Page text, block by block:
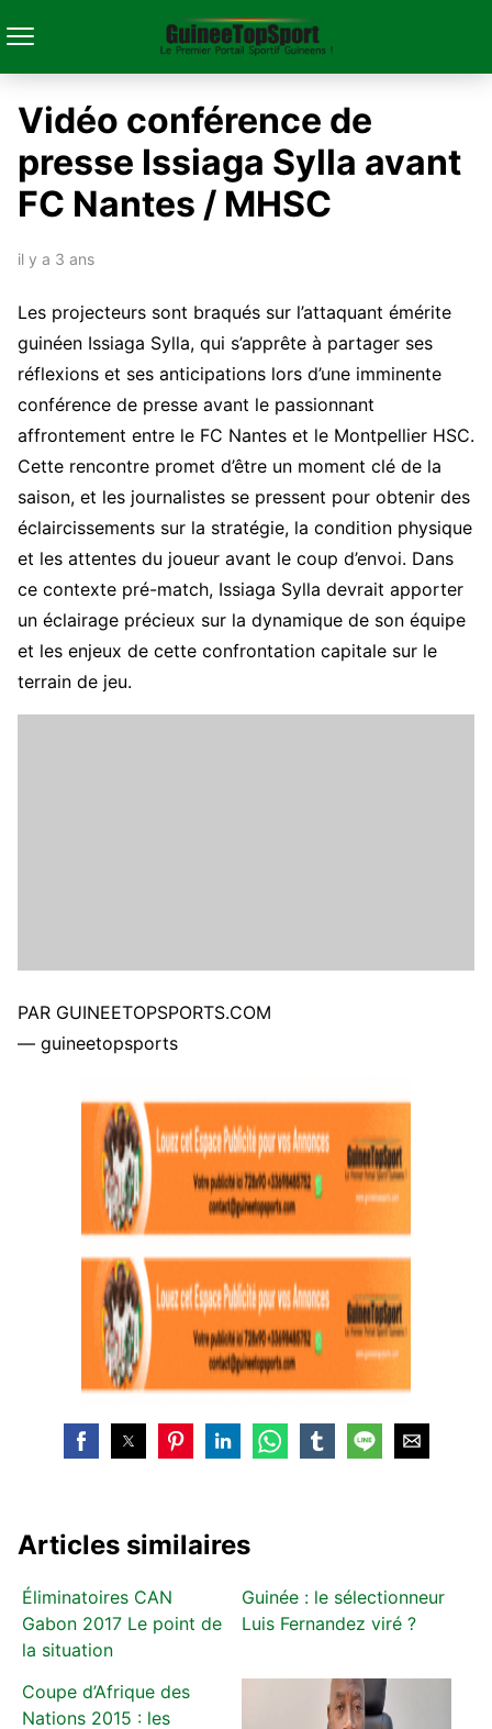
Vidéo conférence de
presse Issiaga Sylla avant
FC Nantes / MHSC
il y a 3 ans
Les projecteurs sont braqués sur l’attaquant émérite
guinéen Issiaga Sylla, qui s’apprête à partager ses
réflexions et ses anticipations lors d’une imminente
conférence de presse avant le passionnant
affrontement entre le FC Nantes et le Montpellier HSC.
Cette rencontre promet d’être un moment clé de la
saison, et les journalistes se pressent pour obtenir des
éclaircissements sur la stratégie, la condition physique
et les attentes du joueur avant le coup d’envoi. Dans
ce contexte pré-match, Issiaga Sylla devrait apporter
un éclairage précieux sur la dynamique de son équipe
et les enjeux de cette confrontation capitale sur le
terrain de jeu.
PAR GUINEETOPSPORTS.COM
— guineetopsports
Articles similaires
Éliminatoires CAN
Gabon 2017 Le point de
la situation
Guinée : le sélectionneur
Luis Fernandez viré ?
Coupe d’Afrique des
Nations 2015 : les